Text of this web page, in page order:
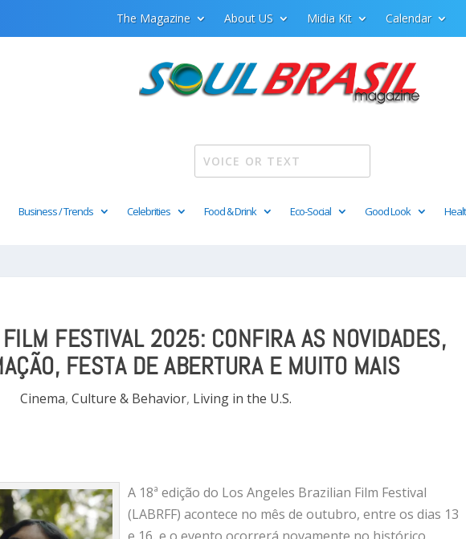
The Magazine About US Midia Kit Calendar
Business / Trends Celebrities Food & Drink Eco-Social Good Look
FESTIVAL 2025: CONFIRA AS NOVIDADES,
FESTA DE ABERTURA E MUITO MAIS
Cinema, Culture & Behavior, Living in the U.S.
A 18ª edição do Los Angeles Brazilian Film Festival
(LABRFF) acontece no mês de outubro, entre os dias 13